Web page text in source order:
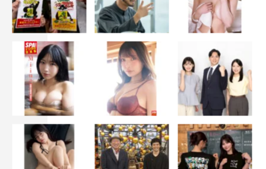
す（笑）。
こうしてたくさんの雑誌掲載をして頂けるのも、いつも応
援してくださるみんなのおかげなので本当に感謝でいっぱ
いです…！！
吉沢：本当にありがたいし、うれしいことです。地上波や
たくさんの雑誌に出ることで、＃ババババンビは今勢いが
あると言われることが増えたので、その勢いをもっと大き
くできるように頑張りたいです！
◆では最後に、応援してくれる人たちに向けてメッセージ